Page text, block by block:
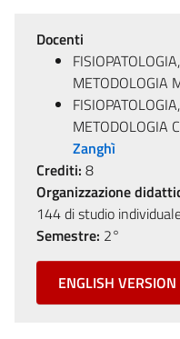
Docenti
METODOLOGIA
METODOLOGIA
Zanghì
Crediti: 8
Organizzazione
144 di studio
Semestre: 2°
ENGLISH VERSION